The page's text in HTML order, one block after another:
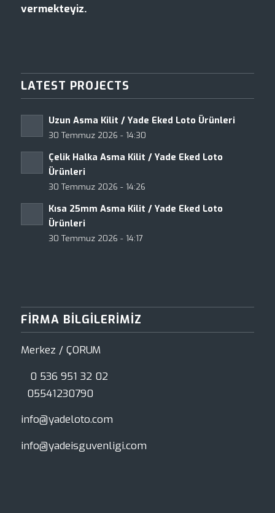
vermekteyiz.
LATEST PROJECTS
Uzun Asma Kilit / Yade Eked Loto Ürünleri
30 Temmuz 2026 - 14:30
Çelik Halka Asma Kilit / Yade Eked Loto
Ürünleri
30 Temmuz 2026 - 14:26
Kısa 25mm Asma Kilit / Yade Eked Loto
Ürünleri
30 Temmuz 2026 - 14:17
FIRMA BILGILERIMIZ
Merkez / ÇORUM
0 536 951 32 02
05541230790
info@yadeloto.com
info@yadeisguvenligi.com